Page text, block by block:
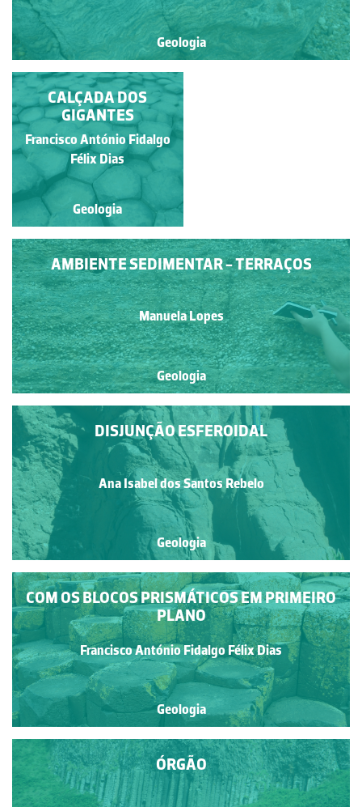
Geologia
PLATAFORMA DE
ABRASÃO
Manuela Lopes
Geologia
AMBIENTE SEDIMENTAR - TERRAÇOS
Manuela Lopes
Geologia
CALÇADA DOS
GIGANTES
Francisco António Fidalgo
Félix Dias
Geologia
DISJUNÇÃO ESFEROIDAL
Ana Isabel dos Santos Rebelo
Geologia
COM OS BLOCOS PRISMÁTICOS EM PRIMEIRO
PLANO
Francisco António Fidalgo Félix Dias
Geologia
ÓRGÃO